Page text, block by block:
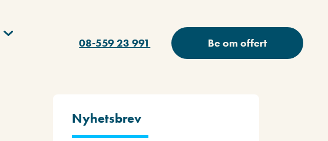
08-559 23 991 Be om offert
Nyhetsbrev